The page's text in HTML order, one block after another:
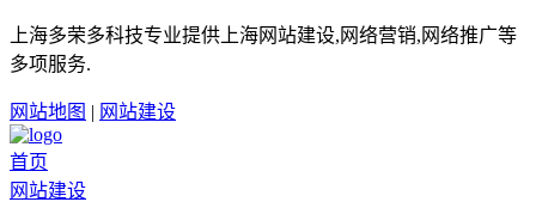
上海多荣多科技专业提供上海网站建设,网络营销,网络推广等
多项服务.
网站地图 | 网站建设
首页
网站建设